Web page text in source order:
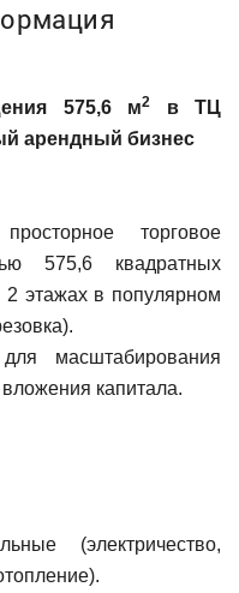
575,6 м2
в ТЦ
арендный бизнес
торговое
575,6 квадратных
этажах в популярном
масштабирования
капитала.
(электричество,